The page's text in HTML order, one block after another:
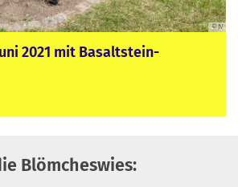
© JV
2021 mit Basaltstein-
© JV
Buchsbaumhecke ab!
© JV
Zucchini, Mangold,
Gurken, Paprika, Zuckini
© JV
© JV
im Frühjahr 2022
© JV
die Arbeit leichter!
© JV
der Mittsommerfeier!
© JV
Salatpflanzen ins Hochbeet
© BR
© JV
Gilla pflanzt Salat (Lollo
© BR
"seniorentauglich"!
© JV
© JV
Rosso im Hochbeet!
Blömcheswies: